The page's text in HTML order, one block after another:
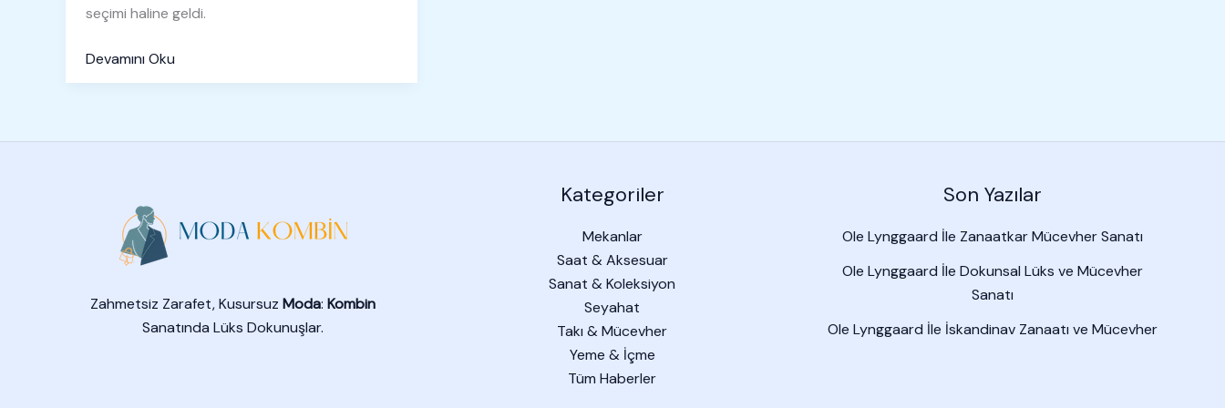
seçimi haline geldi.
Devamını Oku
Zahmetsiz Zarafet, Kusursuz Moda: Kombin
Sanatında Lüks Dokunuşlar.
Kategoriler
Mekanlar
Saat & Aksesuar
Sanat & Koleksiyon
Seyahat
Takı & Mücevher
Yeme & İçme
Tüm Haberler
Son Yazılar
Ole Lynggaard İle Zanaatkar Mücevher Sanatı
Ole Lynggaard İle Dokunsal Lüks ve Mücevher
Sanatı
Ole Lynggaard İle İskandinav Zanaatı ve Mücevher